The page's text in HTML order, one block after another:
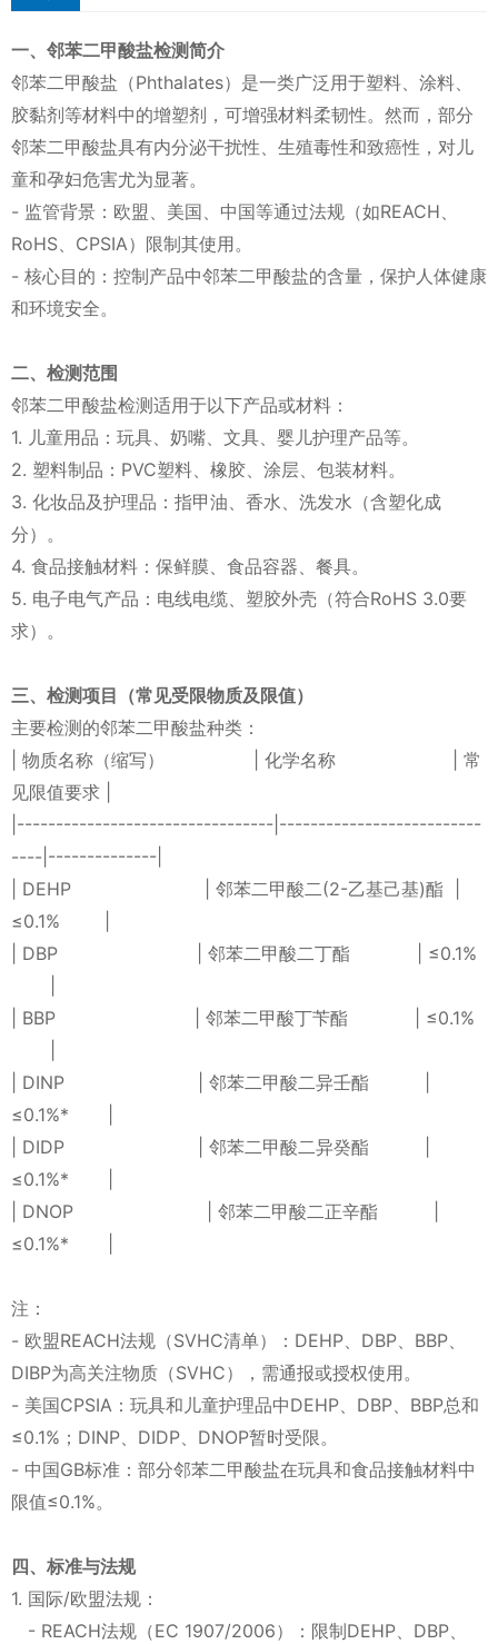
一、邻苯二甲酸盐检测简介
邻苯二甲酸盐（Phthalates）是一类广泛用于塑料、涂料、
胶黏剂等材料中的增塑剂，可增强材料柔韧性。然而，部分
邻苯二甲酸盐具有内分泌干扰性、生殖毒性和致癌性，对儿
童和孕妇危害尤为显著。
- 监管背景：欧盟、美国、中国等通过法规（如REACH、
RoHS、CPSIA）限制其使用。
- 核心目的：控制产品中邻苯二甲酸盐的含量，保护人体健康
和环境安全。
二、检测范围
邻苯二甲酸盐检测适用于以下产品或材料：
1. 儿童用品：玩具、奶嘴、文具、婴儿护理产品等。
2. 塑料制品：PVC塑料、橡胶、涂层、包装材料。
3. 化妆品及护理品：指甲油、香水、洗发水（含塑化成
分）。
4. 食品接触材料：保鲜膜、食品容器、餐具。
5. 电子电气产品：电线电缆、塑胶外壳（符合RoHS 3.0要
求）。
三、检测项目（常见受限物质及限值）
主要检测的邻苯二甲酸盐种类：
| 物质名称（缩写） | 化学名称 | 常
见限值要求 |
|---------------------------------|--------------------------
----|--------------|
| DEHP | 邻苯二甲酸二(2-乙基己基)酯 |
≤0.1% |
| DBP | 邻苯二甲酸二丁酯 | ≤0.1%
| BBP | 邻苯二甲酸丁苄酯 | ≤0.1%
| DINP | 邻苯二甲酸二异壬酯 |
≤0.1%* |
| DIDP | 邻苯二甲酸二异癸酯 |
≤0.1%* |
| DNOP | 邻苯二甲酸二正辛酯 |
≤0.1%* |
注：
- 欧盟REACH法规（SVHC清单）：DEHP、DBP、BBP、
DIBP为高关注物质（SVHC），需通报或授权使用。
- 美国CPSIA：玩具和儿童护理品中DEHP、DBP、BBP总和
≤0.1%；DINP、DIDP、DNOP暂时受限。
- 中国GB标准：部分邻苯二甲酸盐在玩具和食品接触材料中
限值≤0.1%。
四、标准与法规
1. 国际/欧盟法规：
- REACH法规（EC 1907/2006）：限制DEHP、DBP、